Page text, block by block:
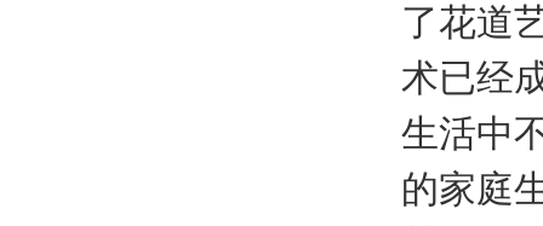
了花道
术已经
生活中
的家庭